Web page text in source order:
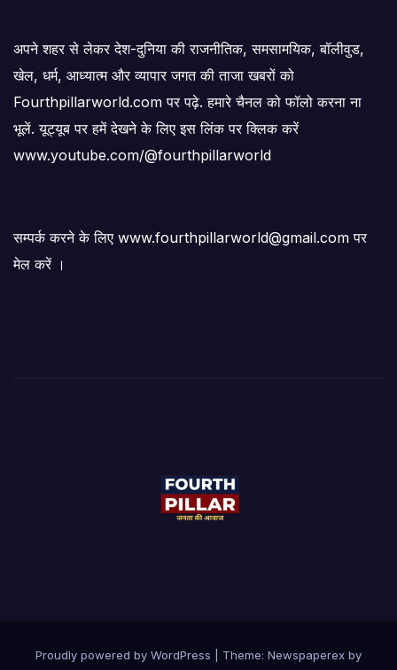
अपने शहर से लेकर देश-दुनिया की राजनीतिक, समसामयिक, बॉलीवुड,
खेल, धर्म, आध्यात्म और व्यापार जगत की ताजा खबरों को
Fourthpillarworld.com पर पढ़े. हमारे चैनल को फॉलो करना ना
भूलें. यूट्यूब पर हमें देखने के लिए इस लिंक पर क्लिक करें
www.youtube.com/@fourthpillarworld
सम्पर्क करने के लिए www.fourthpillarworld@gmail.com पर
मेल करें ।
Proudly powered by WordPress Theme: Newspaperex by